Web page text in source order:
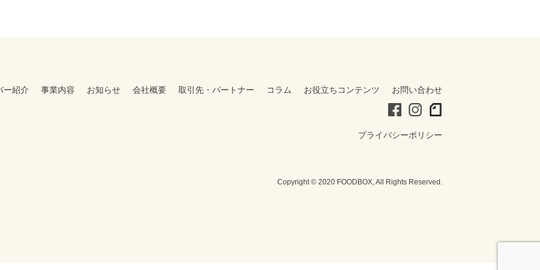
ー紹介 事業内容 お知らせ 会社概要 取引先・パートナー コラム お役立ちコンテンツ お問い合わせ
プライバシーポリシー
Copyright © 2020 FOODBOX, All Rights Reserved.